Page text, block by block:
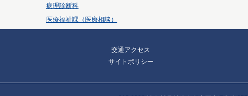
病理診断科
医療福祉課（医療相談）
交通アクセス
サイトポリシー